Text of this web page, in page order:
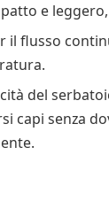
e
il flusso
del
capi senza